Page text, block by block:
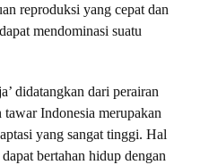
reproduksi yang cepat dan
mendominasi suatu
didatangkan dari perairan
Indonesia merupakan
yang sangat tinggi. Hal
bertahan hidup dengan